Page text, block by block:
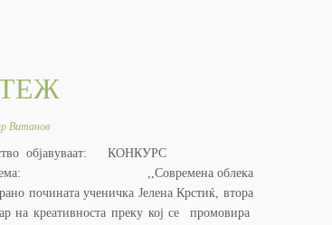
Витанов
објавуваат: КОНКУРС
,,Современа облека
почината ученичка Јелена Крстиќ, втора
на креативноста преку кој се промовира